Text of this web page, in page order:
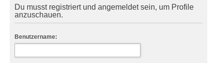
Du musst registriert und angemeldet sein, um Profile
anzuschauen.
Benutzername: